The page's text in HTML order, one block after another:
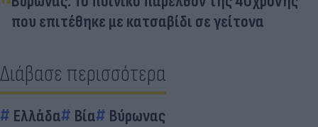
που επιτέθηκε με κατσαβίδι σε γείτονα
Διάβασε περισσότερα
Ελλάδα Βία Βύρωνας